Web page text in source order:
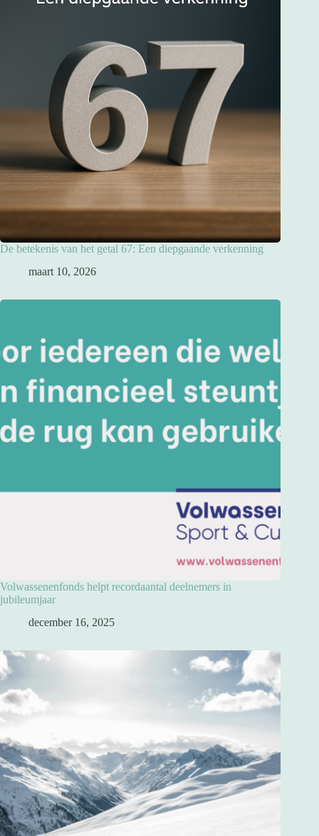
De betekenis van het getal 67: Een diepgaande verkenning
maart 10, 2026
Volwassenenfonds helpt recordaantal deelnemers in
jubileumjaar
december 16, 2025